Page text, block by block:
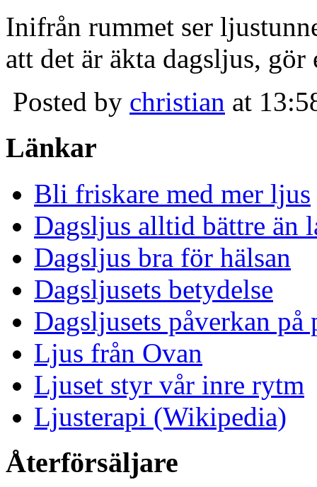
Inifrån rummet ser
att det är äkta dagsljus,
Posted by christian at
Länkar
Bli friskare med mer ljus
Dagsljus alltid bättre än
Dagsljus bra för hälsan
Dagsljusets betydelse
Dagsljusets påverkan på
Ljus från Ovan
Ljuset styr vår inre rytm
Ljusterapi (Wikipedia)
Återförsäljare